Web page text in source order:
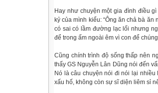
Hay như chuyện một gia đình điều
kỷ của mình kiểu: “Ông ăn chả bà
có sai có lầm đường lạc lối nhưng
để trong ấm ngoài êm vì con để
Cũng chính trình độ sống thấp nên
thấy GS Nguyễn Lân Dũng nói đến
Nó là câu chuyện nói đi nói lại
xấu hố, không còn sự sĩ diện liêm sỉ